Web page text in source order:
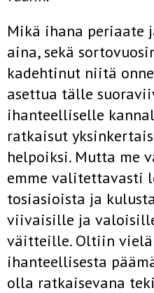
Mikä ihana periaate
aina, sekä
kadehtinut niitä
asettua tälle
ihanteelliselle
ratkaisut
helpoiksi. Mutta me
emme vali­tettavasti
tosiasioista ja
viivaisille ja
väitteille. Oltiin vielä
ihanteellisesta
olla ratkaisevana